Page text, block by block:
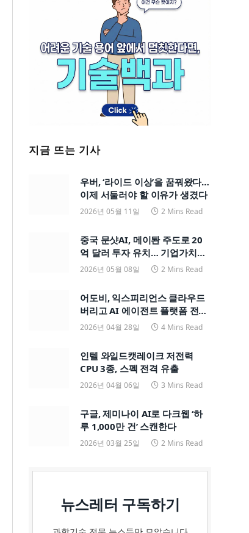
지금 뜨는 기사
우버, ‘라이드 이상’을 꿈꿔왔다…
이제 서둘러야 할 이유가 생겼다
2026년 05월 11일 2 Mins Read
중국 문샷AI, 메이퇀 주도로 20
억 달러 투자 유치… 기업가치
200억 달러
2026년 05월 08일 2 Mins Read
어도비, 익스피리언스 클라우드
버리고 AI 에이전트 플랫폼 전면
전환
2026년 04월 28일 4 Mins Read
인텔 와일드캣레이크 저전력
CPU 3종, 스펙 전격 유출
2026년 04월 06일 3 Mins Read
구글, 제미나이 AI로 다크웹 ‘하
루 1,000만 건’ 스캔한다
2026년 03월 25일 2 Mins Read
뉴스레터 구독하기